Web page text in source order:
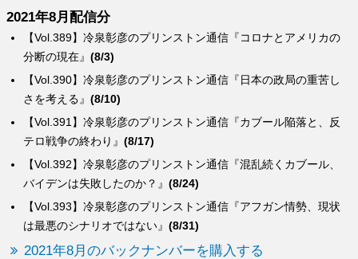
2021年8月配信分
【Vol.393】冷泉彰彦のプリンストン通信『アフガン情勢、現状
は最悪のシナリオではない』(8/31)
【Vol.392】冷泉彰彦のプリンストン通信『混乱続くカブール、
バイデンは失敗したのか？』(8/24)
【Vol.391】冷泉彰彦のプリンストン通信『カブール陥落と、反
テロ戦争の終わり』(8/17)
【Vol.390】冷泉彰彦のプリンストン通信『日本の政局の重苦し
さを考える』(8/10)
【Vol.389】冷泉彰彦のプリンストン通信『コロナとアメリカの
分断の現在』(8/3)
2021年8月のバックナンバーを購入する